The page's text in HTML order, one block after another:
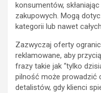
konsumentów,
zakupowych. Mogą
kategorii lub nawet
Zazwyczaj oferty
reklamowane, aby
frazy takie jak “tylko
pilność może prowadzić
detalistów, gdy klienci